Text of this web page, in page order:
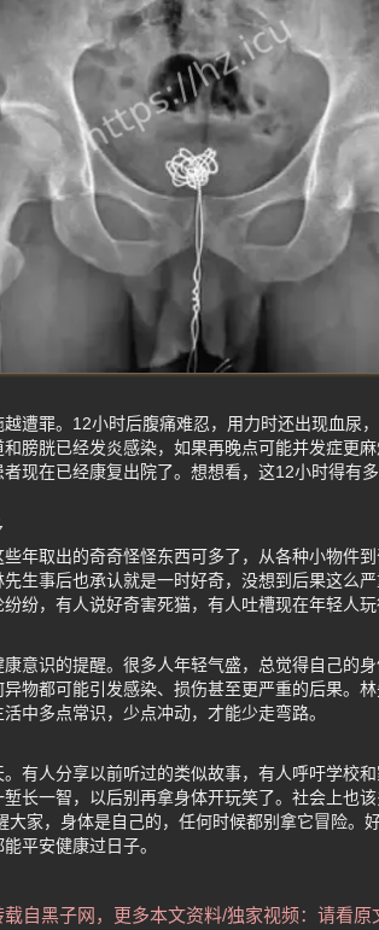
遭罪。12小时后腹痛难忍，用力时还出现血尿
膀胱已经发炎感染，如果再晚点可能并发症更
现在已经康复出院了。想想看，这12小时得有
年取出的奇奇怪怪东西可多了，从各种小物件
生事后也承认就是一时好奇，没想到后果这么
纷，有人说好奇害死猫，有人吐槽现在年轻人玩
意识的提醒。很多人年轻气盛，总觉得自己的
物都可能引发感染、损伤甚至更严重的后果。
中多点常识，少点冲动，才能少走弯路。
有人分享以前听过的类似故事，有人呼吁学校
长一智，以后别再拿身体开玩笑了。社会上也
大家，身体是自己的，任何时候都别拿它冒险。
平安健康过日子。
载自黑子网，更多本文资料/独家视频：请看原